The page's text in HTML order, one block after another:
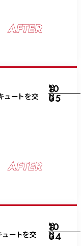
AFTER
ュートを交
2025
10
05
AFTER
ートを交
2025
10
04